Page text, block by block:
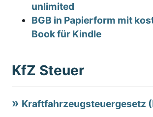
unlimited
BGB in Papierform mit
Book für Kindle
KfZ Steuer
Kraftfahrzeugsteuergesetz